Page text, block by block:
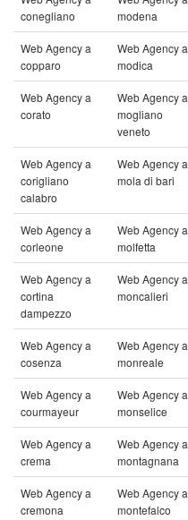
conegliano
modena
Web Agency a
copparo
Web Agency a
modica
Web Agency a
corato
Web Agency a
mogliano
veneto
Web Agency a
corigliano
calabro
Web Agency a
mola di bari
Web Agency a
corleone
Web Agency a
molfetta
Web Agency a
cortina
dampezzo
Web Agency a
moncalieri
Web Agency a
cosenza
Web Agency a
monreale
Web Agency a
courmayeur
Web Agency a
monselice
Web Agency a
crema
Web Agency a
montagnana
Web Agency a
cremona
Web Agency a
montefalco